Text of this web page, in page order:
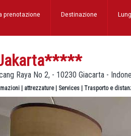
Destinazione
prenotazione
*****
Raya No 2, - 10230 Giacarta -
attrezzature| Services Trasporto e